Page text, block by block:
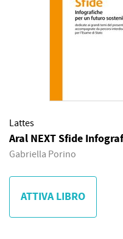
Lattes
Aral NEXT Sfide
Gabriella Porino
ATTIVA LIBRO